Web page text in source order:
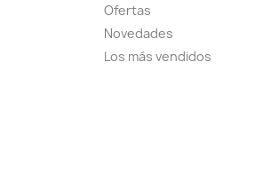
Ofertas
Novedades
Los más vendidos